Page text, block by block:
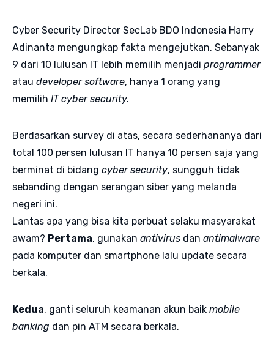
Cyber Security Director SecLab BDO Indonesia Harry
Adinanta mengungkap fakta mengejutkan. Sebanyak
9 dari 10 lulusan IT lebih memilih menjadi programmer
atau developer software, hanya 1 orang yang
memilih IT cyber security.
Berdasarkan survey di atas, secara sederhananya dari
total 100 persen lulusan IT hanya 10 persen saja yang
berminat di bidang cyber security, sungguh tidak
sebanding dengan serangan siber yang melanda
negeri ini.
Lantas apa yang bisa kita perbuat selaku masyarakat
awam? Pertama, gunakan antivirus dan antimalware
pada komputer dan smartphone lalu update secara
berkala.
Kedua, ganti seluruh keamanan akun baik mobile
banking dan pin ATM secara berkala.